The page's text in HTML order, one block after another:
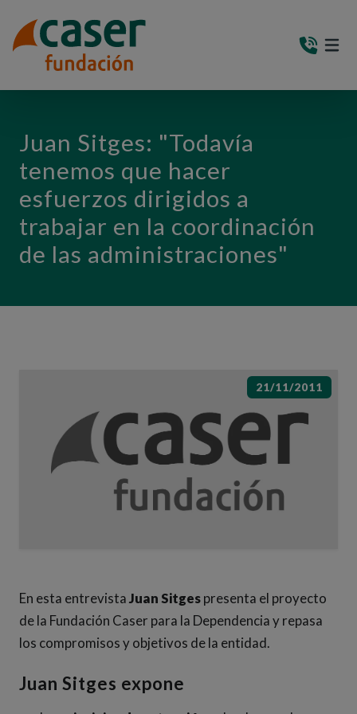
Juan Sitges: "Todavía
tenemos que hacer
esfuerzos dirigidos a
trabajar en la coordinación
de las administraciones"
21/11/2011
En esta entrevistaJuan Sitgespresenta el proyecto
de la Fundación Caser para la Dependencia y repasa
los compromisos y objetivos de la entidad.
Juan Sitges expone